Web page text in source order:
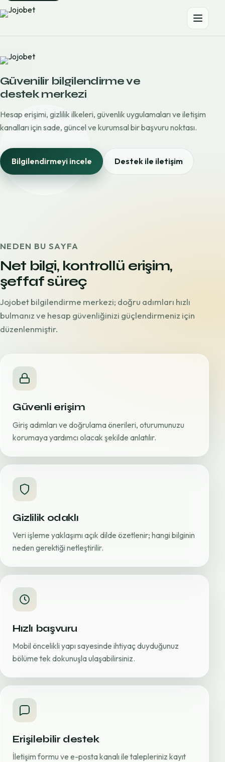
Güvenilir bilgilendirme ve
destek merkezi
Hesap erişimi, gizlilik ilkeleri, güvenlik uygulamaları ve iletişim
kanalları için sade, güncel ve kurumsal bir başvuru noktası.
Bilgilendirmeyi incele Destek ile iletişim
NEDEN BU SAYFA
Net bilgi, kontrollü erişim,
şeffaf süreç
Jojobet bilgilendirme merkezi; doğru adımları hızlı
bulmanız ve hesap güvenliğinizi güçlendirmeniz için
düzenlenmiştir.
Güvenli erişim
Giriş adımları ve doğrulama önerileri, oturumunuzu
korumaya yardımcı olacak şekilde anlatılır.
Gizlilik odaklı
Veri işleme yaklaşımı açık dilde özetlenir; hangi bilginin
neden gerektiği netleştirilir.
Hızlı başvuru
Mobil öncelikli yapı sayesinde ihtiyaç duyduğunuz
bölüme tek dokunuşla ulaşabilirsiniz.
Erişilebilir destek
İletişim formu ve e-posta kanalı ile talepleriniz kayıt